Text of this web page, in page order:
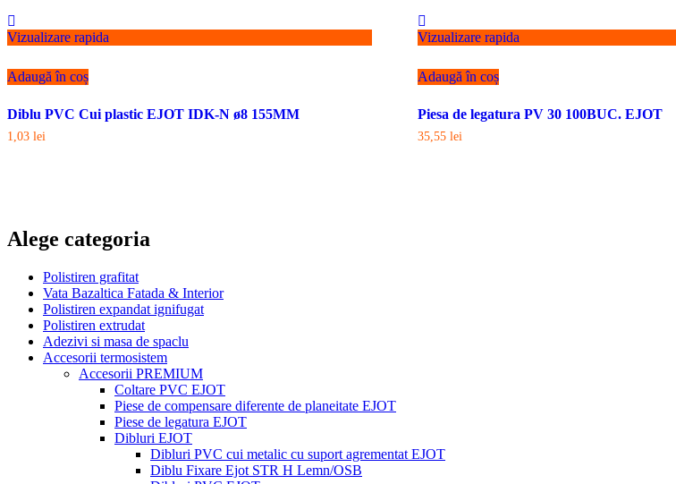
Vizualizare rapida
Adaugă în coș
Diblu PVC Cui plastic EJOT IDK-N ø8 155MM
1,03 lei
Vizualizare rapida
Adaugă în coș
Piesa de legatura PV 30 100BUC. EJOT
35,55 lei
Alege categoria
Polistiren grafitat
Vata Bazaltica Fatada & Interior
Polistiren expandat ignifugat
Polistiren extrudat
Adezivi si masa de spaclu
Accesorii termosistem
Accesorii PREMIUM
Coltare PVC EJOT
Piese de compensare diferente de planeitate EJOT
Piese de legatura EJOT
Dibluri EJOT
Dibluri PVC cui metalic cu suport agrementat EJOT
Diblu Fixare Ejot STR H Lemn/OSB